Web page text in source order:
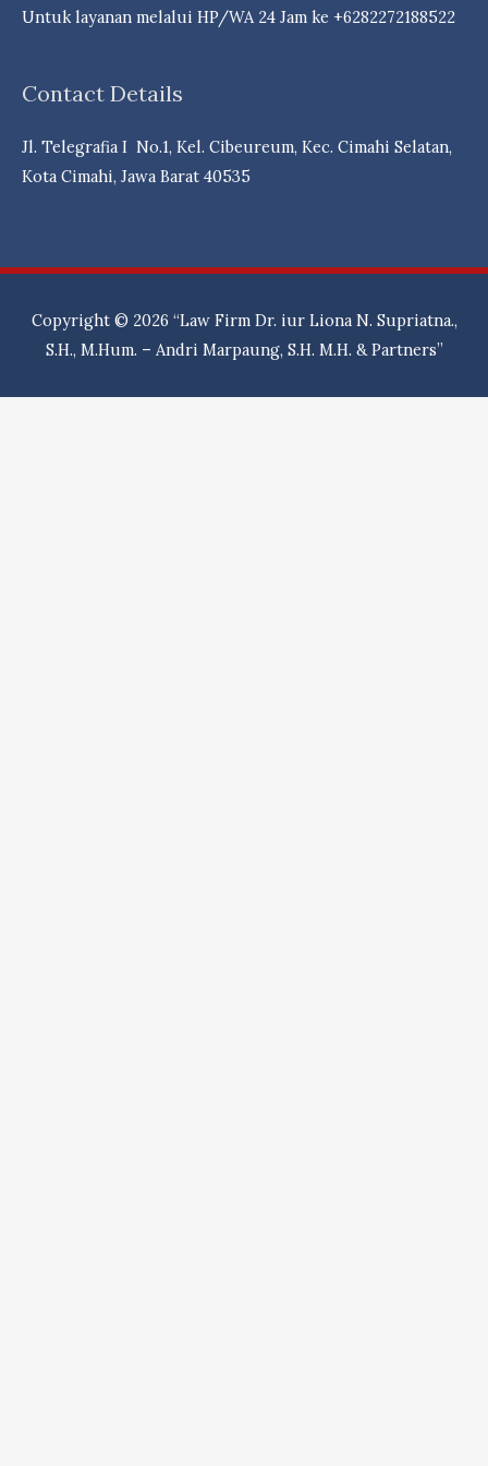
#Jatihandap,
#Sindangjaya,
#CipadungKulon,
#CipadungWetan,
#Darwati,
#MekarJaya,
#Ancol,
Untuk layanan melalui HP/WA 24 Jam ke +6282272188522
Contact Details
Jl. Telegrafia I No.1, Kel. Cibeureum, Kec. Cimahi Selatan,
Kota Cimahi, Jawa Barat 40535
Copyright © 2026 “Law Firm Dr. iur Liona N. Supriatna.,
S.H., M.Hum. – Andri Marpaung, S.H. M.H. & Partners”